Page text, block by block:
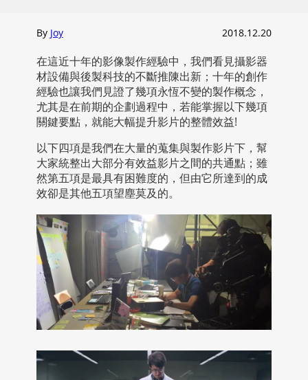
By Joy 2018.12.20
在這近十年的影像製作經驗中，我們看見攝影器
材設備與後製科技的不斷推陳出新；十年的創作
經驗也讓我們見證了幾項永恆不變的製作概念，
尤其是在前期的企劃過程中，若能掌握以下幾項
關鍵要點，就能大幅提升影片的整體效益!
以下四項是我們在大量的蒐集與製作影片下，幫
大家統整出大部分有效益影片之間的共通點；雖
然第五項是最具有困難度的，但由它所達到的成
效卻是其他五項望塵莫及的。